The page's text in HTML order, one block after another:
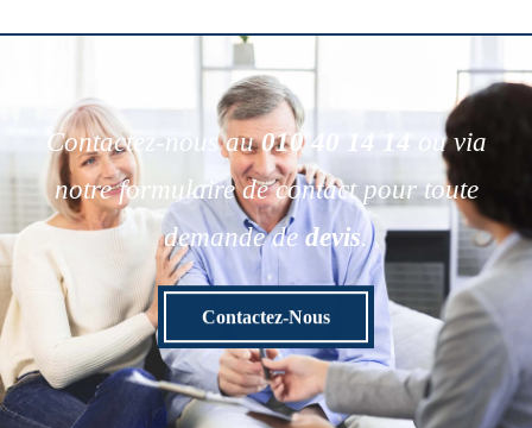
Contactez-nous au010 40 14 14
ou via
notre formulaire de contact pour toute
demande de devis.
Contactez-Nous